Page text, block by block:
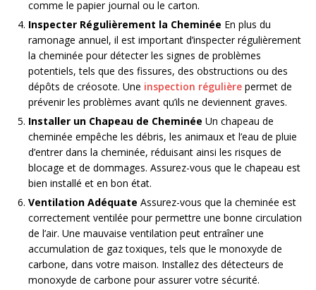
comme le papier journal ou le carton.
Inspecter Régulièrement la Cheminée En plus du
ramonage annuel, il est important d’inspecter régulièrement
la cheminée pour détecter les signes de problèmes
potentiels, tels que des fissures, des obstructions ou des
dépôts de créosote. Une inspection régulière permet de
prévenir les problèmes avant qu’ils ne deviennent graves.
Installer un Chapeau de Cheminée Un chapeau de
cheminée empêche les débris, les animaux et l’eau de pluie
d’entrer dans la cheminée, réduisant ainsi les risques de
blocage et de dommages. Assurez-vous que le chapeau est
bien installé et en bon état.
Ventilation Adéquate Assurez-vous que la cheminée est
correctement ventilée pour permettre une bonne circulation
de l’air. Une mauvaise ventilation peut entraîner une
accumulation de gaz toxiques, tels que le monoxyde de
carbone, dans votre maison. Installez des détecteurs de
monoxyde de carbone pour assurer votre sécurité.